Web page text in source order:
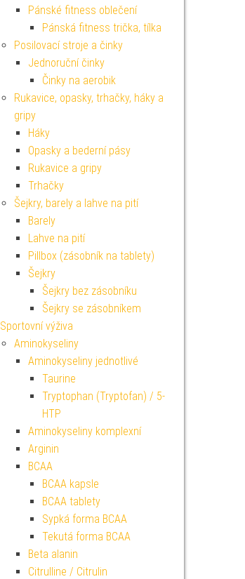
Pánské fitness oblečení
Pánská fitness trička, tílka
Posilovací stroje a činky
Jednoruční činky
Činky na aerobik
Rukavice, opasky, trhačky, háky a
gripy
Háky
Opasky a bederní pásy
Rukavice a gripy
Trhačky
Šejkry, barely a lahve na pití
Barely
Lahve na pití
Pillbox (zásobník na tablety)
Šejkry
Šejkry bez zásobníku
Šejkry se zásobníkem
Sportovní výživa
Aminokyseliny
Aminokyseliny jednotlivé
Taurine
Tryptophan (Tryptofan) / 5-
HTP
Aminokyseliny komplexní
Arginin
BCAA
BCAA kapsle
BCAA tablety
Sypká forma BCAA
Tekutá forma BCAA
Beta alanin
Citrulline / Citrulin